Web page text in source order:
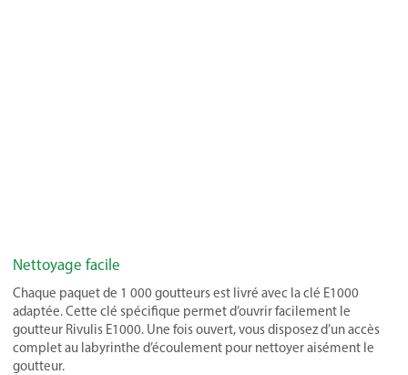
Nettoyage facile
Chaque paquet de 1 000 goutteurs est livré avec la clé E1000
adaptée. Cette clé spécifique permet d’ouvrir facilement le
goutteur Rivulis E1000. Une fois ouvert, vous disposez d’un accès
complet au labyrinthe d’écoulement pour nettoyer aisément le
goutteur.